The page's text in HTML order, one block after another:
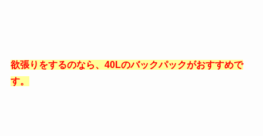
欲張りをするのなら、40Lのバックパックがおすすめで
す。